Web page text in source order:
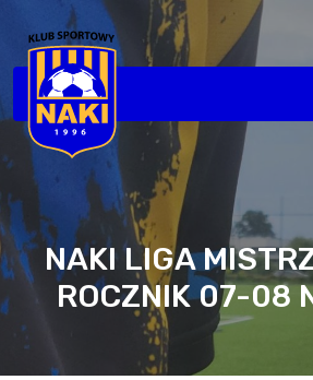
NAKI LIGA
ROCZNIK 07-08